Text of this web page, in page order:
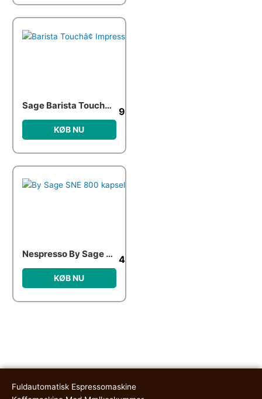
Sage Barista Touchâ¢ Impress SES881 espressomaskine, black truffle 9,990.00
KØB NU
Nespresso By Sage SNE 800 kapselmaskine, black truffle 4,399.00
KØB NU
Fuldautomatisk Espressomaskine